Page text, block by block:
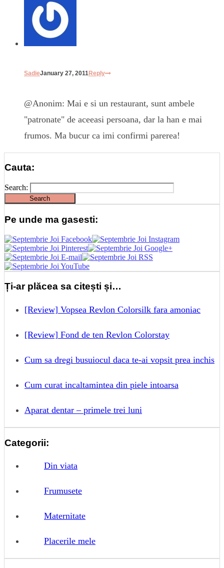
SadieJanuary 27, 2011Reply
@Anonim: Mai e si un restaurant, sunt ambele
"patronate" de aceeasi persoana, dar la han e mai
frumos. Ma bucur ca imi confirmi parerea!
Cauta:
Search:
Pe unde ma gasesti:
Ți-ar plăcea sa citești și…
[Review] Vopsea Revlon Colorsilk fara amoniac
[Review] Fond de ten Revlon Colorstay
Cum sa dregi busuiocul daca te-ai vopsit prea inchis
Cum curat incaltamintea din piele intoarsa
Aparat dentar – primele trei luni
Categorii:
Din viata
Frumusete
Maternitate
Placerile mele